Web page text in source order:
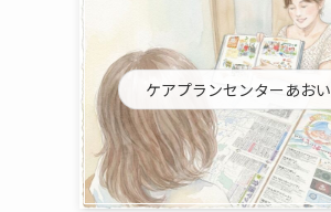
ケアプランセンターあおい